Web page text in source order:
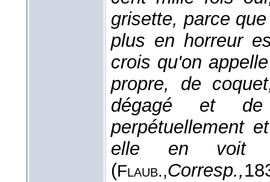
grisette, parce
plus en horreur
crois qu'on
propre, de
dégagé et
perpétuellement
elle en voit
(Flaub.,Corresp.,